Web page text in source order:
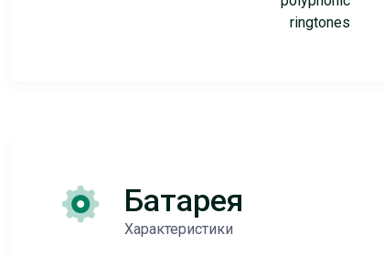
ringtones
Батарея
Характеристики